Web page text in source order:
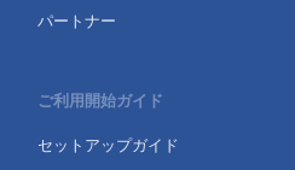
パートナー
ご利用開始ガイド
セットアップガイド